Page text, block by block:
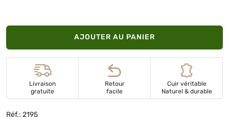
AJOUTER AU PANIER
Livraison
gratuite
Retour
facile
Cuir véritable
Naturel & durable
Réf.: 2195